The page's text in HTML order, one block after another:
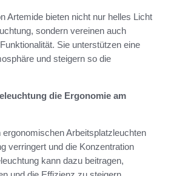
Artemide bieten nicht nur helles Licht
sondern vereinen auch
Sie unterstützen eine
und steigern so die
die Ergonomie am
Arbeitsplatzleuchten
verringert und die Konzentration
kann dazu beitragen,